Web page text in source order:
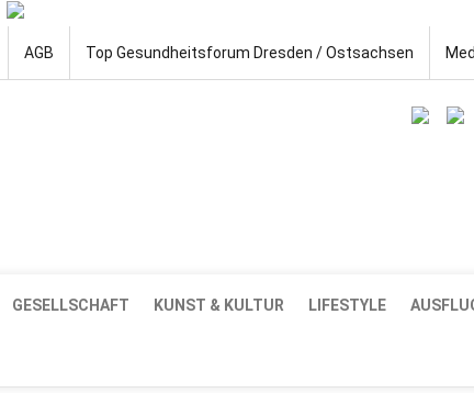
AGB Top Gesundheitsforum Dresden / Ostsachsen
GESELLSCHAFT KUNST & KULTUR LIFESTYLE